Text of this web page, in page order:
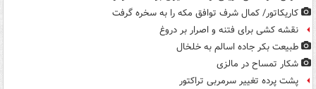
کاریکاتور/ کمال شرف توافق مکه را به سخره گرفت
نقشه کشی برای فتنه و اصرار بر دروغ
طبیعت بکر جاده اسالم به خلخال
شکار تمساح در مالزی
پشت پرده تغییر سرمربی تراکتور